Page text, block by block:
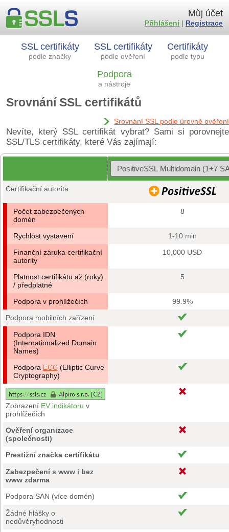
SSL certifikáty
podle značky
SSL certifikáty
podle ověření
Certifikáty
podle typu
Podpora
a nástroje
Můj účet
Přihlášení| Registrace
Srovnání SSL certifikátů
Srovnání SSL podle úrovně ověření
Nevíte, který SSL certifikát vybrat? Sami si porovnejte
SSL/TLS certifikáty, které Vás zajímají:
Certifikační autorita
Počet zabezpečených
domén
8
Rychlost vystavení
1-10 min
Finanční záruka certifikační
autority
10,000 USD
Platnost certifikátu až (roky)
/ předplatné
5
Podpora v prohlížečích
99.9%
Podpora mobilních zařízení
Podpora IDN
(Internationalized Domain
Names)
Podpora ECC (Elliptic Curve
Cryptography)
Zobrazení EV indikátoru v
prohlížečích
Ověření organizace
(společnosti)
Prestižní značka certifikátu
Zabezpečení s www i bez
www zdarma
Podpora SAN (více domén)
Žádné hlášky o
nedůvěryhodnosti